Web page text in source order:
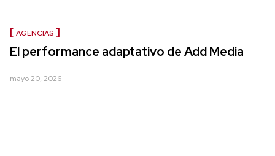
AGENCIAS
El performance adaptativo de Add Media
mayo 20, 2026